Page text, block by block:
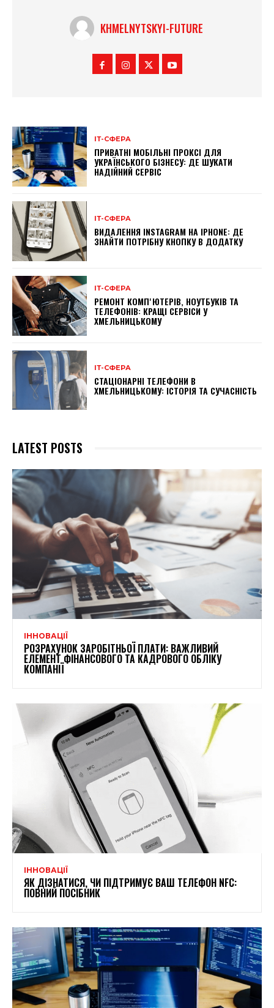
KHMELNYTSKYI-FUTURE
ІТ-СФЕРА
ПРИВАТНІ МОБІЛЬНІ ПРОКСІ ДЛЯ
УКРАЇНСЬКОГО БІЗНЕСУ: ДЕ ШУКАТИ
НАДІЙНИЙ СЕРВІС
ІТ-СФЕРА
ВИДАЛЕННЯ INSTAGRAM НА IPHONE: ДЕ
ЗНАЙТИ ПОТРІБНУ КНОПКУ В ДОДАТКУ
ІТ-СФЕРА
РЕМОНТ КОМПʼЮТЕРІВ, НОУТБУКІВ ТА
ТЕЛЕФОНІВ: КРАЩІ СЕРВІСИ У
ХМЕЛЬНИЦЬКОМУ
ІТ-СФЕРА
СТАЦІОНАРНІ ТЕЛЕФОНИ В
ХМЕЛЬНИЦЬКОМУ: ІСТОРІЯ ТА СУЧАСНІСТЬ
LATEST POSTS
ІННОВАЦІЇ
РОЗРАХУНОК ЗАРОБІТНЬОЇ ПЛАТИ: ВАЖЛИВИЙ
ЕЛЕМЕНТ ФІНАНСОВОГО ТА КАДРОВОГО ОБЛІКУ
КОМПАНІЇ
ІННОВАЦІЇ
ЯК ДІЗНАТИСЯ, ЧИ ПІДТРИМУЄ ВАШ ТЕЛЕФОН NFC:
ПОВНИЙ ПОСІБНИК